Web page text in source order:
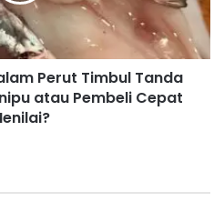
Perut Timbul Tanda
atau Pembeli Cepat